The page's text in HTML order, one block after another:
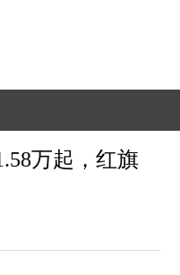
万起，红旗